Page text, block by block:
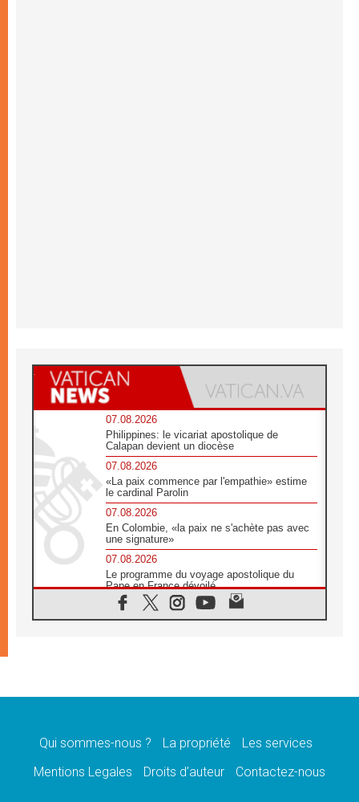
07.08.2026
Philippines: le vicariat apostolique de
Calapan devient un diocèse
07.08.2026
«La paix commence par l'empathie» estime
le cardinal Parolin
07.08.2026
En Colombie, «la paix ne s'achète pas avec
une signature»
07.08.2026
Le programme du voyage apostolique du
Pape en France dévoilé
07.08.2026
1ère Conférence continentale sur l'éducation
07.08.2026
07.08.2026
lancement des «dix jours de prière pour la
Qui sommes-nous ? La propriété
Les services
Mentions Legales
Droits d’auteur Contactez-nous